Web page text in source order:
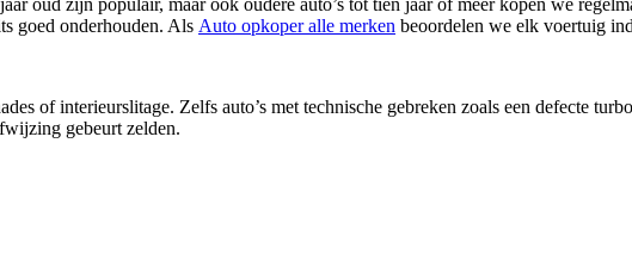
oud zijn populair, maar ook oudere auto’s tot tien jaar of meer kopen we
goed onderhouden. Als Auto opkoper alle merken beoordelen we elk voertuig
of interieurslitage. Zelfs auto’s met technische gebreken zoals een defecte
gebeurt zelden.